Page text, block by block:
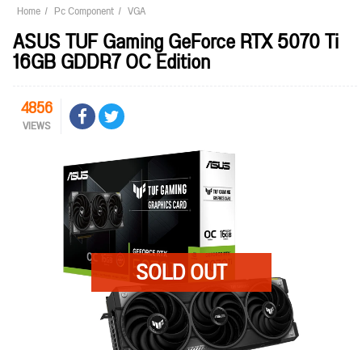
Home Pc Component VGA
ASUS TUF Gaming GeForce RTX 5070 Ti
16GB GDDR7 OC Edition
4856
VIEWS